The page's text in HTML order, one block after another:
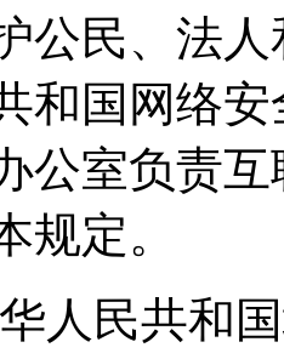
公民、法
和国网络
公室负责
规定。
人民共和